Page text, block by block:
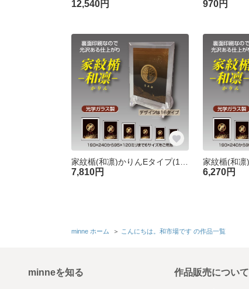
12,540円 970円
家紋楯(和凛)かりんEタイプ(110×140mm)[オーダーメイド]
7,810円 6,270円
minne ホーム ＞ こんにちは。和市場です の作品一覧
minneを知る 作品販売について